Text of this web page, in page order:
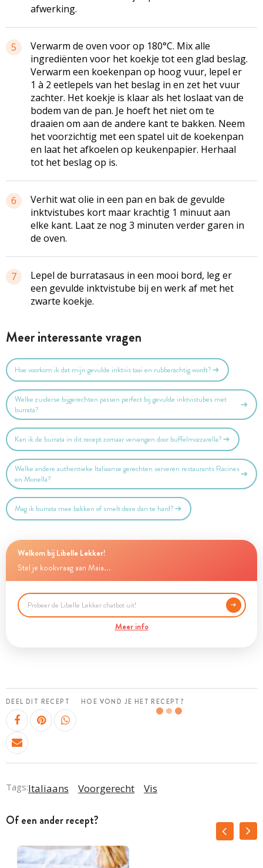
afwerking.
5
Verwarm de oven voor op 180°C. Mix alle
ingrediënten voor het koekje tot een glad beslag.
Verwarm een koekenpan op hoog vuur, lepel er
1 à 2 eetlepels van het beslag in en zet het vuur
zachter. Het koekje is klaar als het loslaat van de
bodem van de pan. Je hoeft het niet om te
draaien om aan de andere kant te bakken. Neem
het voorzichtig met een spatel uit de koekenpan
en laat het afkoelen op keukenpapier. Herhaal
tot het beslag op is.
6
Verhit wat olie in een pan en bak de gevulde
inktvistubes kort maar krachtig 1 minuut aan
elke kant. Laat ze nog 3 minuten verder garen in
de oven.
7
Lepel de burratasaus in een mooi bord, leg er
een gevulde inktvistube bij en werk af met het
zwarte koekje.
Meer interessante vragen
Hoe voorkom ik dat mijn gevulde inktvis taai en rubberachtig wordt?
Welke zuiderse bijgerechten passen perfect bij gevulde inktvistubes met
burrata?
Kan ik de burrata in dit recept zomaar vervangen door buffelmozzarella?
Welke andere authentieke Italiaanse gerechten serveren restaurants Racines
en Monella?
Mag ik burrata mee bakken of smelt deze dan te hard?
Welkom bij Libelle Lekker!
Stel je kookvraag aan Maia...
Meer info
DEEL DIT RECEPT HOE VOND JE HET RECEPT?
Tags:Italiaans Voorgerecht Vis
Of een ander recept?